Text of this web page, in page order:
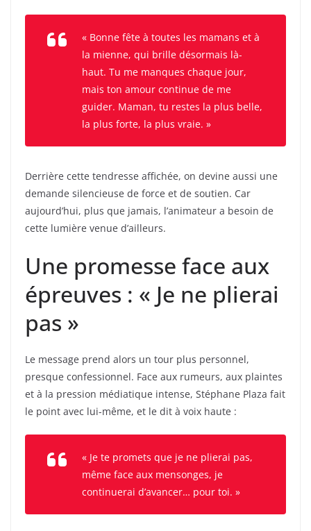
« Bonne fête à toutes les mamans et à
la mienne, qui brille désormais là-
haut. Tu me manques chaque jour,
mais ton amour continue de me
guider. Maman, tu restes la plus belle,
la plus forte, la plus vraie. »
Derrière cette tendresse affichée, on devine aussi une
demande silencieuse de force et de soutien. Car
aujourd’hui, plus que jamais, l’animateur a besoin de
cette lumière venue d’ailleurs.
Une promesse face aux
épreuves : « Je ne plierai
pas »
Le message prend alors un tour plus personnel,
presque confessionnel. Face aux rumeurs, aux plaintes
et à la pression médiatique intense, Stéphane Plaza fait
le point avec lui-même, et le dit à voix haute :
« Je te promets que je ne plierai pas,
même face aux mensonges, je
continuerai d’avancer… pour toi. »